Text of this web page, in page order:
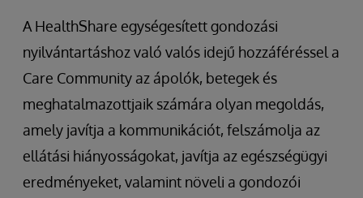
A HealthShare egységesített gondozási
nyilvántartáshoz való valós idejű hozzáféréssel a
Care Community az ápolók, betegek és
meghatalmazottjaik számára olyan megoldás,
amely javítja a kommunikációt, felszámolja az
ellátási hiányosságokat, javítja az egészségügyi
eredményeket, valamint növeli a gondozói